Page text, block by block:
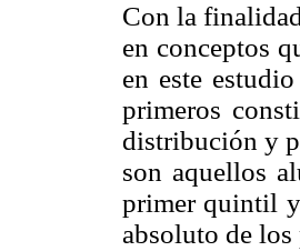
Con la
en conceptos
en este
primeros
distribución y
son aquellos
primer quintil
absoluto de